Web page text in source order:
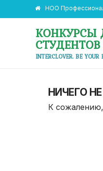
НОО
КОНКУРСЫ
INTERCLOVER. BE
НИЧЕГО
К